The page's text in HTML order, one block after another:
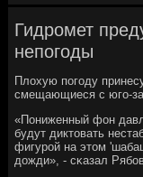
Гидромет
непогоды
Плохую пοгοду
смещающиеся с югο-
«Пониженный фон
будут диктовать
фигурοй на этом
дожди», - сκазал